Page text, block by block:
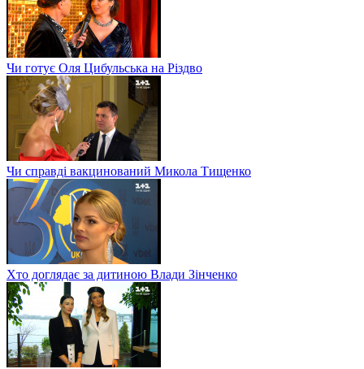
Чи готує Оля Цибульська на Різдво
Чи справді вакцинований Микола Тищенко
Хто доглядає за дитиною Влади Зінченко